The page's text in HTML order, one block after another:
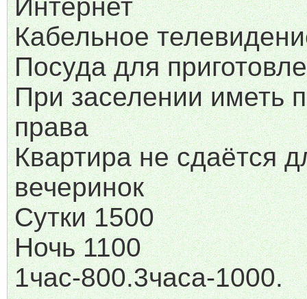
Интернет
Кабельное
Посуда для
При заселении иметь
права
Квартира не сдаётся
вечеринок
Сутки 1500
Ночь 1100
1час-800.3часа-1000.